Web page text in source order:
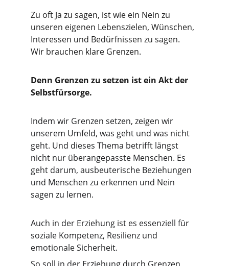
Zu oft Ja zu sagen, ist wie ein Nein zu
unseren eigenen Lebenszielen, Wünschen,
Interessen und Bedürfnissen zu sagen.
Wir brauchen klare Grenzen.
Denn Grenzen zu setzen ist ein Akt der
Selbstfürsorge.
Indem wir Grenzen setzen, zeigen wir
unserem Umfeld, was geht und was nicht
geht. Und dieses Thema betrifft längst
nicht nur überangepasste Menschen. Es
geht darum, ausbeuterische Beziehungen
und Menschen zu erkennen und Nein
sagen zu lernen.
Auch in der Erziehung ist es essenziell für
soziale Kompetenz, Resilienz und
emotionale Sicherheit.